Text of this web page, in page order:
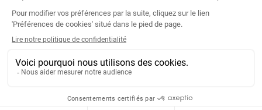
RETROUVEZ NOS CONSEILS SUR JOUEURS-INFO-
SERVICE.